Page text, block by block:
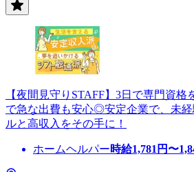
【夜間見守りSTAFF】3日で専門資
で急な出費も安心◎安定企業で、未
ルと高収入をその手に！
ホームヘルパー時給1,781 円〜